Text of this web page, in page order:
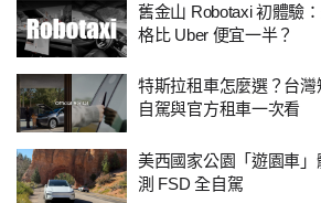
舊金山 Robotaxi 初體驗
格比 Uber 便宜一半？
特斯拉租車怎麼選？台
自駕與官方租車一次看
美西國家公園「遊園車
測 FSD 全自駕